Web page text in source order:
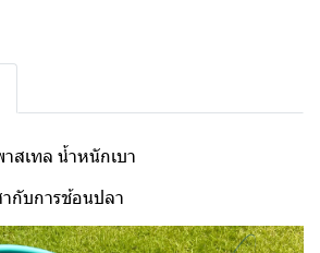
สเทล น้ำหนักเบา
กับการช้อนปลา